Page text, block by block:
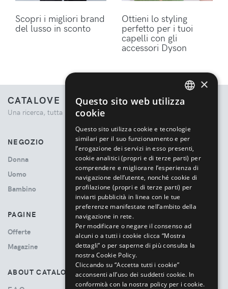
Scopri i migliori brand
del lusso in sconto
Ottieni lo styling
perfetto per i tuoi
capelli con gli
accessori Dyson
CATALOVE
Una ricerca, tutta la moda.
NEGOZIO
Donna
Uomo
Bambino
PAGINE
Offerte
Magazine
ABOUT CATALOVE
×
Questo sito web utilizza
cookie
Questo sito utilizza cookie e tecnologie
similari per il suo funzionamento e per
l’erogazione dei servizi in esso presenti,
cookie analitici (propri e di terze parti) per
comprendere e migliorare l’esperienza di
navigazione dell’utente, nonché cookie di
profilazione (propri e di terze parti) per
inviarti pubblicità in linea con le tue
preferenze manifestate nell’ambito della
navigazione in rete.
Per modificare o negare il consenso ad
alcuni o a tutti i cookie clicca “Mostra
dettagli” o per saperne di più consulta la
nostra Cookie Policy.
Cliccando su “Accetta tutti i cookie”
acconsenti all’uso dei suddetti cookie. In
conformità con la nostra policy per i cookie.